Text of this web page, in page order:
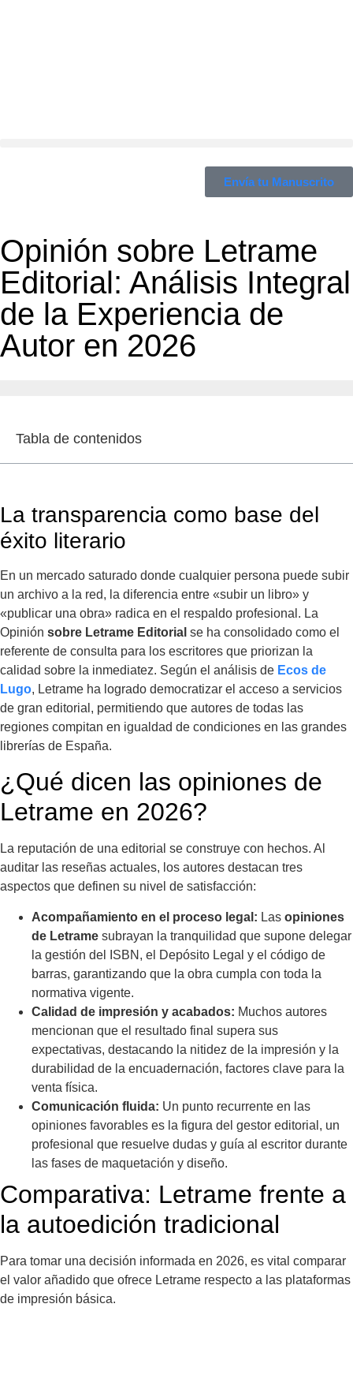
Envía tu Manuscrito
Opinión sobre Letrame
Editorial: Análisis Integral
de la Experiencia de
Autor en 2026
Tabla de contenidos
La transparencia como base del
éxito literario
En un mercado saturado donde cualquier persona puede subir
un archivo a la red, la diferencia entre «subir un libro» y
«publicar una obra» radica en el respaldo profesional. La
Opinión sobre Letrame Editorial se ha consolidado como el
referente de consulta para los escritores que priorizan la
calidad sobre la inmediatez. Según el análisis de Ecos de
Lugo, Letrame ha logrado democratizar el acceso a servicios
de gran editorial, permitiendo que autores de todas las
regiones compitan en igualdad de condiciones en las grandes
librerías de España.
¿Qué dicen las opiniones de
Letrame en 2026?
La reputación de una editorial se construye con hechos. Al
auditar las reseñas actuales, los autores destacan tres
aspectos que definen su nivel de satisfacción:
Acompañamiento en el proceso legal: Las opiniones
de Letrame subrayan la tranquilidad que supone delegar
la gestión del ISBN, el Depósito Legal y el código de
barras, garantizando que la obra cumpla con toda la
normativa vigente.
Calidad de impresión y acabados: Muchos autores
mencionan que el resultado final supera sus
expectativas, destacando la nitidez de la impresión y la
durabilidad de la encuadernación, factores clave para la
venta física.
Comunicación fluida: Un punto recurrente en las
opiniones favorables es la figura del gestor editorial, un
profesional que resuelve dudas y guía al escritor durante
las fases de maquetación y diseño.
Comparativa: Letrame frente a
la autoedición tradicional
Para tomar una decisión informada en 2026, es vital comparar
el valor añadido que ofrece Letrame respecto a las plataformas
de impresión básica.